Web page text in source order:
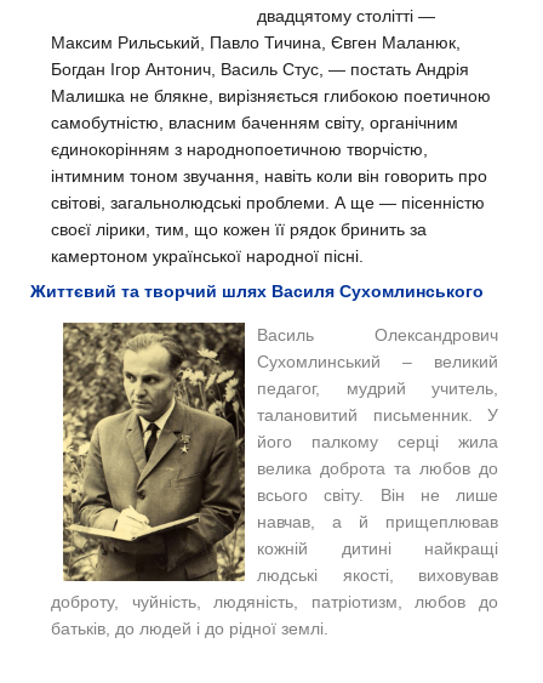
двадцятому столітті —
Максим Рильський, Павло Тичина, Євген Маланюк,
Богдан Ігор Антонич, Василь Стус, — постать Андрія
Малишка не блякне, вирізняється глибокою поетичною
самобутністю, власним баченням світу, органічним
єдинокорінням з народнопоетичною творчістю,
інтимним тоном звучання, навіть коли він говорить про
світові, загальнолюдські проблеми. А ще — пісенністю
своєї лірики, тим, що кожен її рядок бринить за
камертоном української народної пісні.
Життєвий та творчий шлях Василя Сухомлинського
Василь Олександрович
Сухомлинський – великий
педагог, мудрий учитель,
талановитий письменник. У
його палкому серці жила
велика доброта та любов до
всього світу. Він не лише
навчав, а й прищеплював
кожній дитині найкращі
людські якості, виховував
доброту, чуйність, людяність, патріотизм, любов до
батьків, до людей і до рідної землі.